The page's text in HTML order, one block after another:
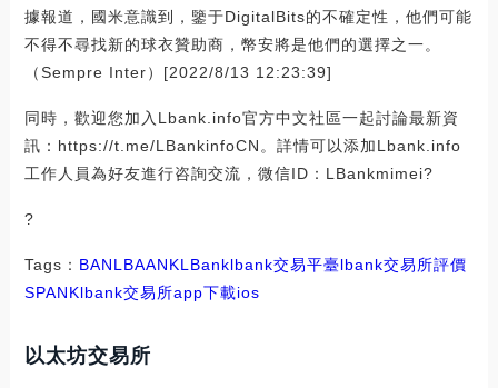
據報道，國米意識到，鑒于DigitalBits的不確定性，他們可能
不得不尋找新的球衣贊助商，幣安將是他們的選擇之一。
（Sempre Inter）[2022/8/13 12:23:39]
同時，歡迎您加入Lbank.info官方中文社區一起討論最新資
訊：https://t.me/LBankinfoCN。詳情可以添加Lbank.info
工作人員為好友進行咨詢交流，微信ID：LBankmimei?
?
Tags： BANLBAANKLBanklbank交易平臺lbank交易所評價
SPANKlbank交易所app下載ios
以太坊交易所